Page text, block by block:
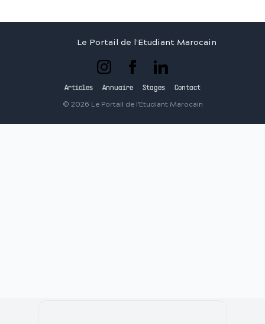
Le Portail de l'Etudiant Marocain
Articles Annuaire Stages Contact
© 2026 Le Portail de l'Etudiant Marocain